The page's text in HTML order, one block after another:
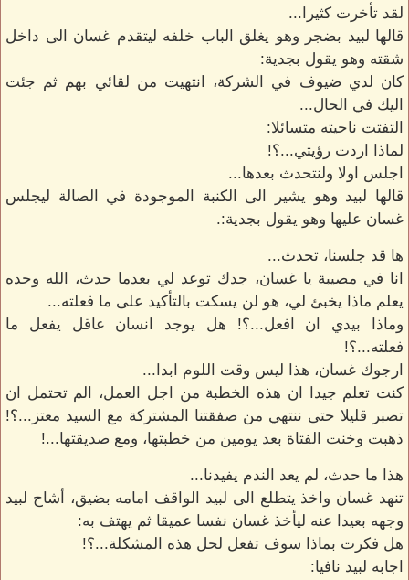
لقد تأخرت كثيرا...
قالها لبيد بضجر وهو يغلق الباب خلفه ليتقدم غسان الى داخل
شقته وهو يقول بجدية:
كان لدي ضيوف في الشركة، انتهيت من لقائي بهم ثم جئت
اليك في الحال...
التفتت ناحيته متسائلا:
لماذا اردت رؤيتي...؟!
اجلس اولا ولنتحدث بعدها...
قالها لبيد وهو يشير الى الكنبة الموجودة في الصالة ليجلس
غسان عليها وهو يقول بجدية:.
ها قد جلسنا، تحدث...
انا في مصيبة يا غسان، جدك توعد لي بعدما حدث، الله وحده
يعلم ماذا يخبئ لي، هو لن يسكت بالتأكيد على ما فعلته...
وماذا بيدي ان افعل...؟! هل يوجد انسان عاقل يفعل ما
فعلته...؟!
ارجوك غسان، هذا ليس وقت اللوم ابدا...
كنت تعلم جيدا ان هذه الخطبة من اجل العمل، الم تحتمل ان
تصبر قليلا حتى ننتهي من صفقتنا المشتركة مع السيد معتز...؟!
ذهبت وخنت الفتاة بعد يومين من خطبتها، ومع صديقتها...!
هذا ما حدث، لم يعد الندم يفيدنا...
تنهد غسان واخذ يتطلع الى لبيد الواقف امامه بضيق، أشاح لبيد
وجهه بعيدا عنه ليأخذ غسان نفسا عميقا ثم يهتف به:
هل فكرت بماذا سوف تفعل لحل هذه المشكلة...؟!
اجابه لبيد نافيا: